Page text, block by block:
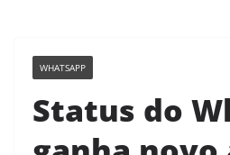
WHATSAPP
Status do